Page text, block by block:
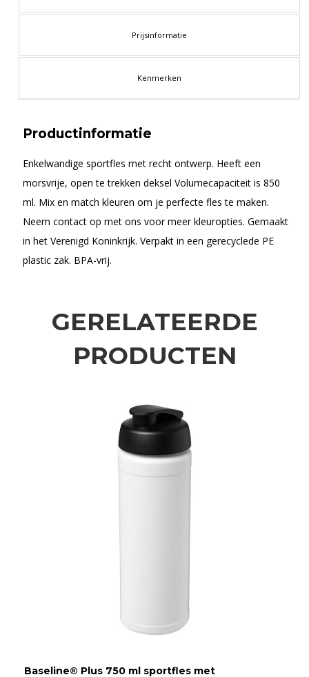
Prijsinformatie
Kenmerken
Productinformatie
Enkelwandige sportfles met recht ontwerp. Heeft een
morsvrije, open te trekken deksel Volumecapaciteit is 850
ml. Mix en match kleuren om je perfecte fles te maken.
Neem contact op met ons voor meer kleuropties. Gemaakt
in het Verenigd Koninkrijk. Verpakt in een gerecyclede PE
plastic zak. BPA-vrij.
GERELATEERDE
PRODUCTEN
Baseline® Plus 750 ml sportfles met